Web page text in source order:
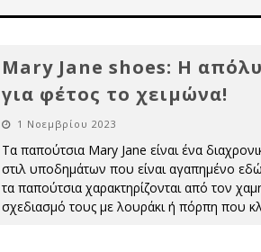
Mary Jane shoes: Η
για φέτος το χειμώνα!
1 Νοεμβρίου 2023
Τα παπούτσια Mary Jane είναι ένα
στιλ υποδημάτων που είναι αγαπημένο εδώ
τα παπούτσια χαρακτηρίζονται από τον
σχεδιασμό τους με λουράκι ή πόρπη που